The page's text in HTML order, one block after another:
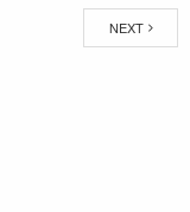
NEXT